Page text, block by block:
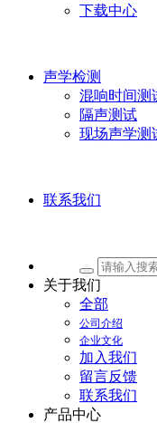
下载中心
声学检测
混响时间测
隔声测试
现场声学测
联系我们
关于我们
全部
公司介绍
企业文化
加入我们
留言反馈
联系我们
产品中心